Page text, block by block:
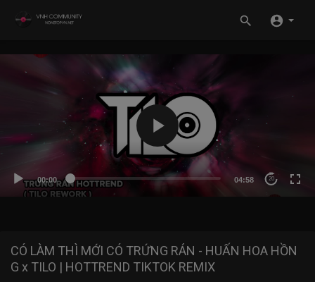
00:00 04:58 20
CÓ LÀM THÌ MỚI CÓ TRỨNG RÁN - HUẤN HOA HỒN
G x TILO | HOTTREND TIKTOK REMIX